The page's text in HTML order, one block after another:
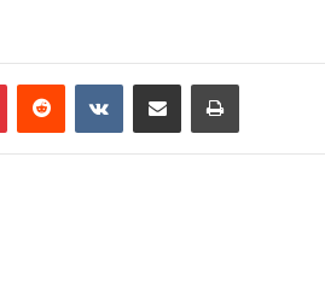
PinterestReddit VKontakteShare via Email Print